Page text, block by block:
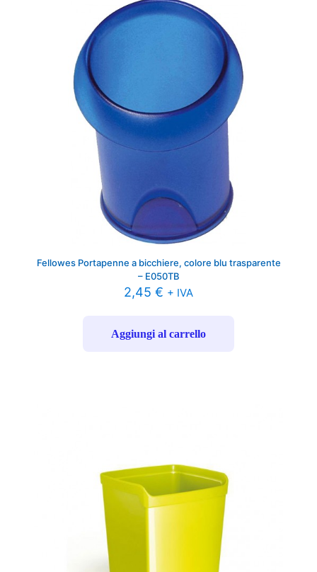
Fellowes Portapenne a bicchiere, colore blu trasparente
– E050TB
2,45 € + IVA
Aggiungi al carrello